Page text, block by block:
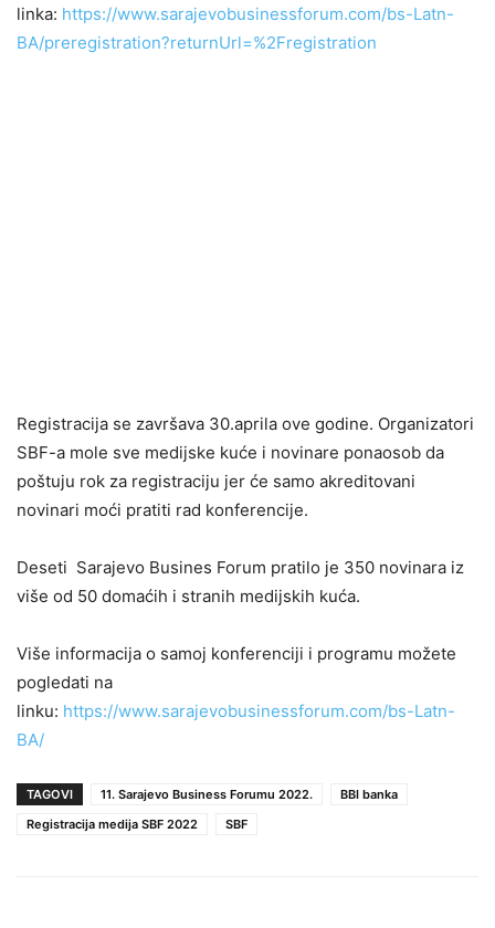
linka: https://www.sarajevobusinessforum.com/bs-Latn-
BA/preregistration?returnUrl=%2Fregistration
Registracija se završava 30.aprila ove godine. Organizatori
SBF-a mole sve medijske kuće i novinare ponaosob da
poštuju rok za registraciju jer će samo akreditovani
novinari moći pratiti rad konferencije.
Deseti Sarajevo Busines Forum pratilo je 350 novinara iz
više od 50 domaćih i stranih medijskih kuća.
Više informacija o samoj konferenciji i programu možete
pogledati na
linku: https://www.sarajevobusinessforum.com/bs-Latn-
BA/
TAGOVI 11. Sarajevo Business Forumu 2022.
BBI banka
Registracija medija SBF 2022
SBF